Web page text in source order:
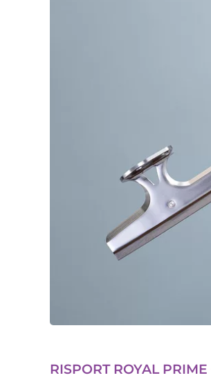
RISPORT ROYAL PRIME